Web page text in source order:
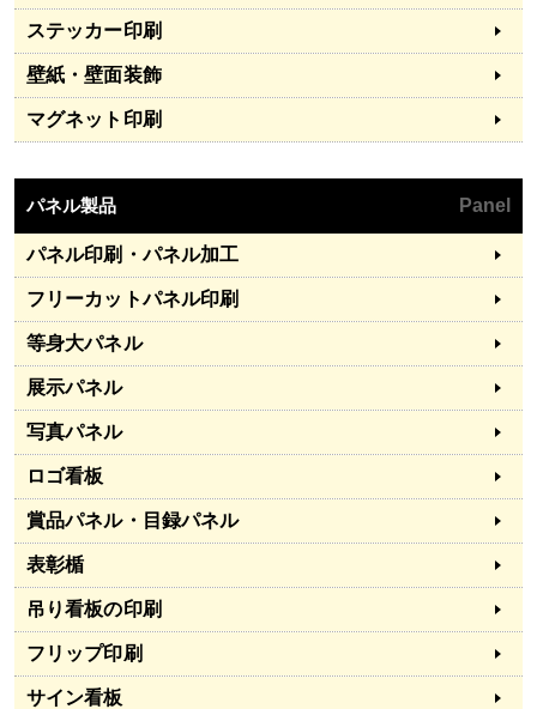
ステッカー印刷
壁紙・壁面装飾
マグネット印刷
パネル製品 Panel
パネル印刷・パネル加工
フリーカットパネル印刷
等身大パネル
展示パネル
写真パネル
ロゴ看板
賞品パネル・目録パネル
表彰楯
吊り看板の印刷
フリップ印刷
サイン看板